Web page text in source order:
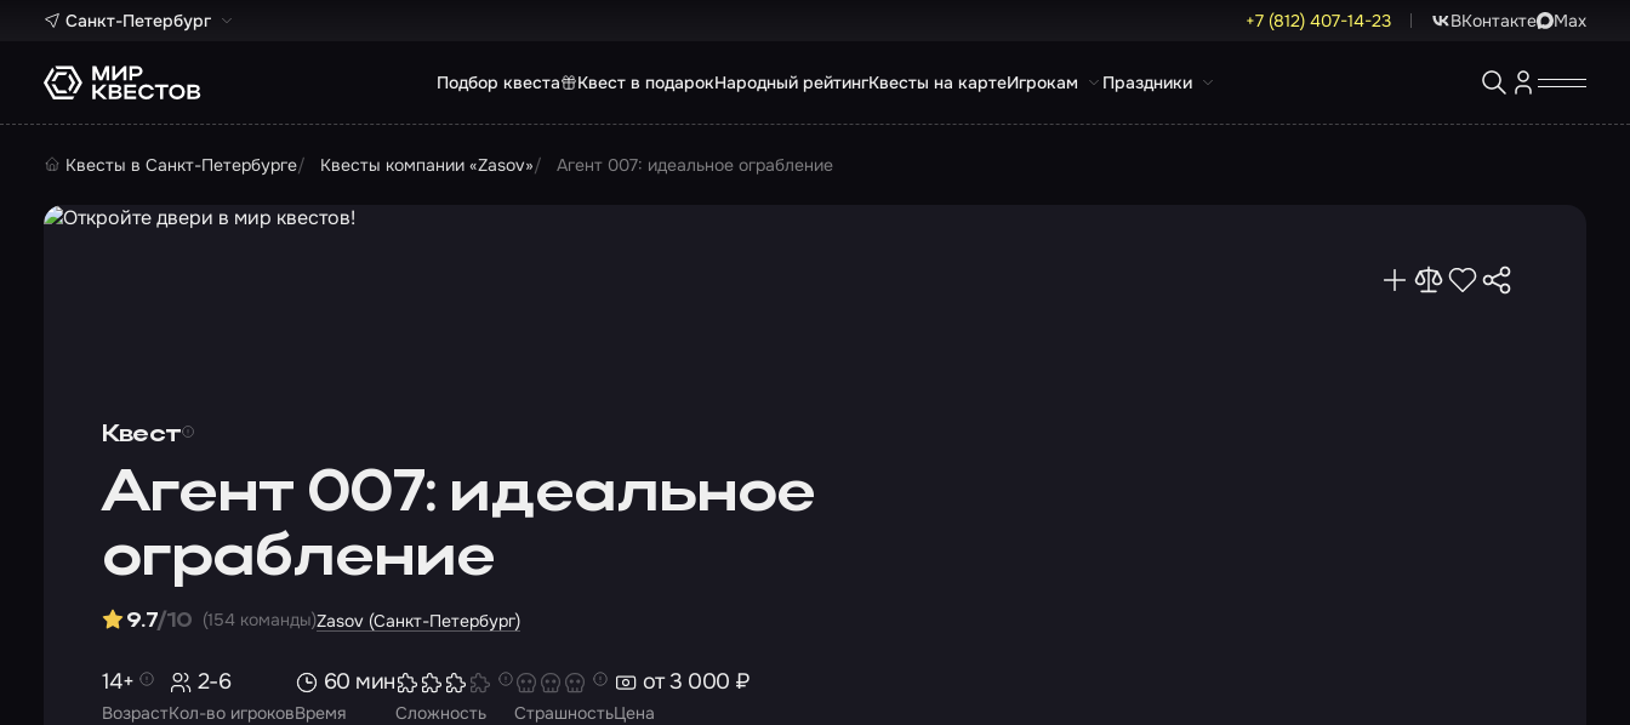
Санкт-Петербург +7 (812) 407-14-23 ВКонтакте Max
Подбор квеста Квест в подарокНародный рейтингКвесты на картеИгрокам Праздники
Квесты в Санкт-Петербурге Квесты компании «Zasov» Агент 007: идеальное ограбление
Квест
Агент 007: идеальное
ограбление
Zasov (Санкт-Петербург)
9.7/10 (154 команды)
Возраст
14+
Кол-во игроков
2-6
Время
60 мин
Сложность СтрашностьЦена
от 3 000 ₽